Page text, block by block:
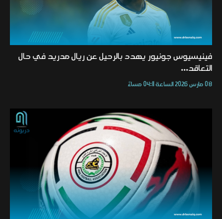
فينيسيوس جونيور يهدد بالرحيل عن ريال مدريد في حال
التعاقد...
08 مارس 2026 الساعة 04:11 مساءً